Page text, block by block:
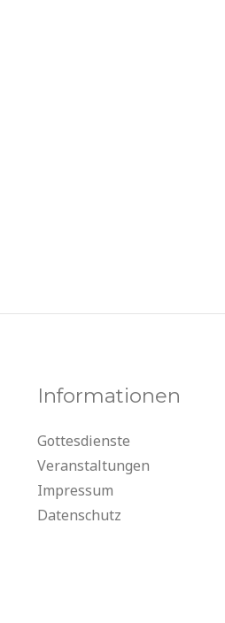
Informationen
Gottesdienste
Veranstaltungen
Impressum
Datenschutz